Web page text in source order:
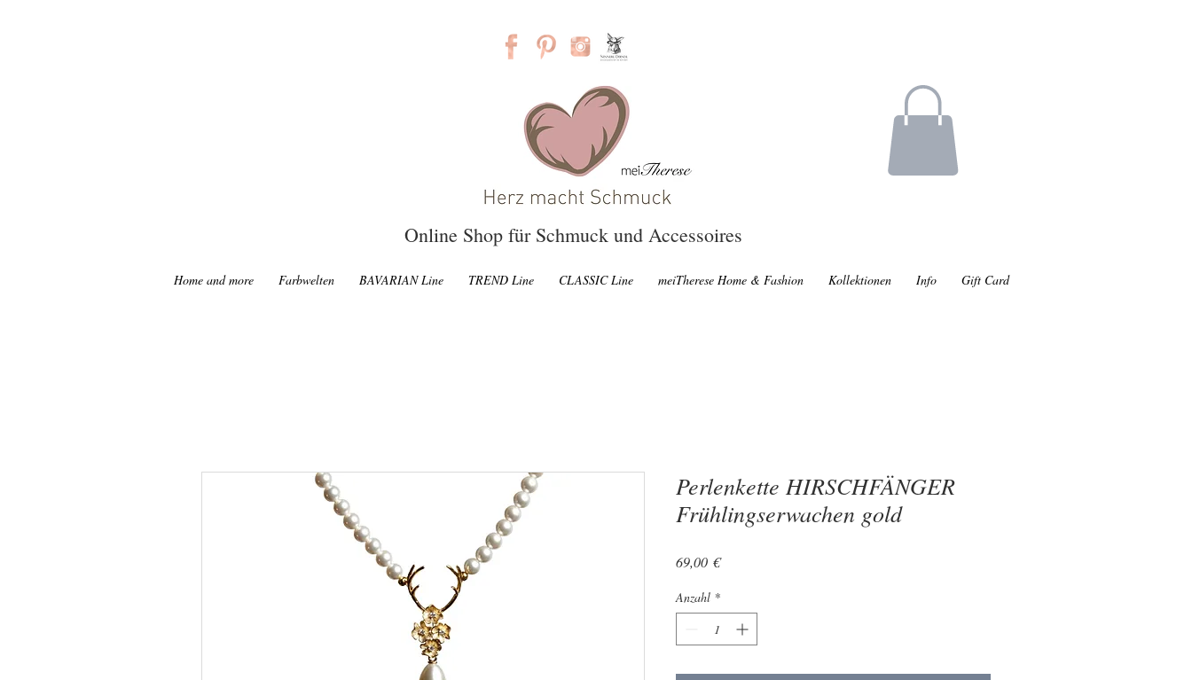
Online Shop für Schmuck und Accessoires
Home and more Farbwelten BAVARIAN Line TREND Line CLASSIC Line meiTherese Home & Fashion Kollektionen Info Gift Card
Perlenkette HIRSCHFÄNGER
Frühlingserwachen gold
69,00 €Preis
Anzahl *